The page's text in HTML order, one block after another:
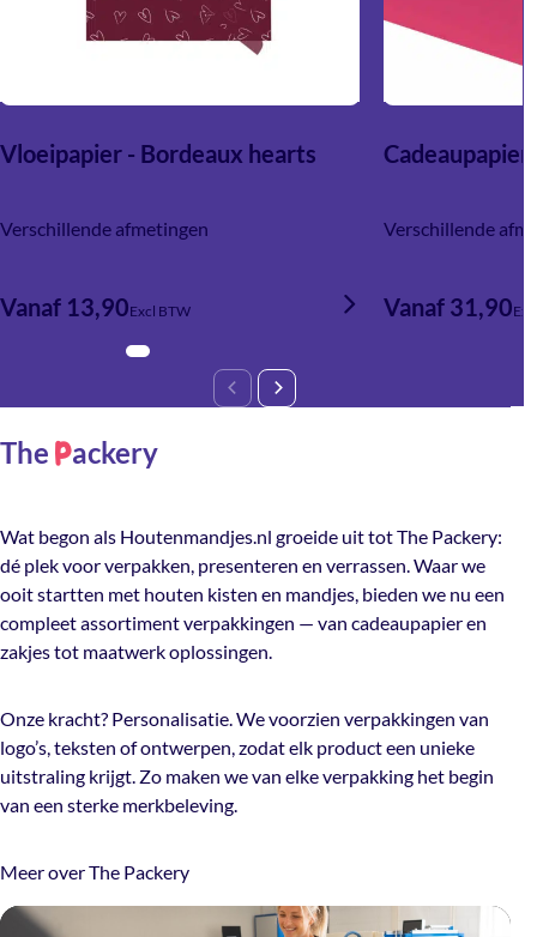
Vloeipapier - Bordeaux hearts
Verschillende afmetingen
Vanaf 13,90Excl BTW
Verschillende
Vanaf 31,90
The Packery
Wat begon als Houtenmandjes.nl groeide uit tot The Packery:
dé plek voor verpakken, presenteren en verrassen. Waar we
ooit startten met houten kisten en mandjes, bieden we nu een
compleet assortiment verpakkingen — van cadeaupapier en
zakjes tot maatwerk oplossingen.
Onze kracht? Personalisatie. We voorzien verpakkingen van
logo’s, teksten of ontwerpen, zodat elk product een unieke
uitstraling krijgt. Zo maken we van elke verpakking het begin
van een sterke merkbeleving.
Meer over The Packery